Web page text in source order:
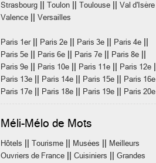
Strasbourg Toulon Toulouse Val d'Isère
Valence Versailles
Paris 1er|| Paris 2e Paris 3e Paris 4e
Paris 5e Paris 6e Paris 7e Paris 8e
Paris 9e Paris 10e Paris 11e Paris 12e
Paris 13e Paris 14e Paris 15e Paris 16e
Paris 17e Paris 18e Paris 19e Paris 20e
Méli-Mélo de Mots
Hôtels Tourisme Musées
Meilleurs
Ouvriers de France
Cuisiniers
Grandes